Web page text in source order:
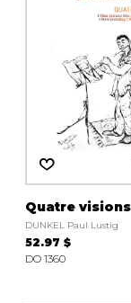
Quatre visions
DUNKEL Paul Lustig
52.97 $
DO 1360